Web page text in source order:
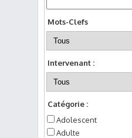
Mots-Clefs
Intervenant :
Catégorie :
Adolescent
Adulte